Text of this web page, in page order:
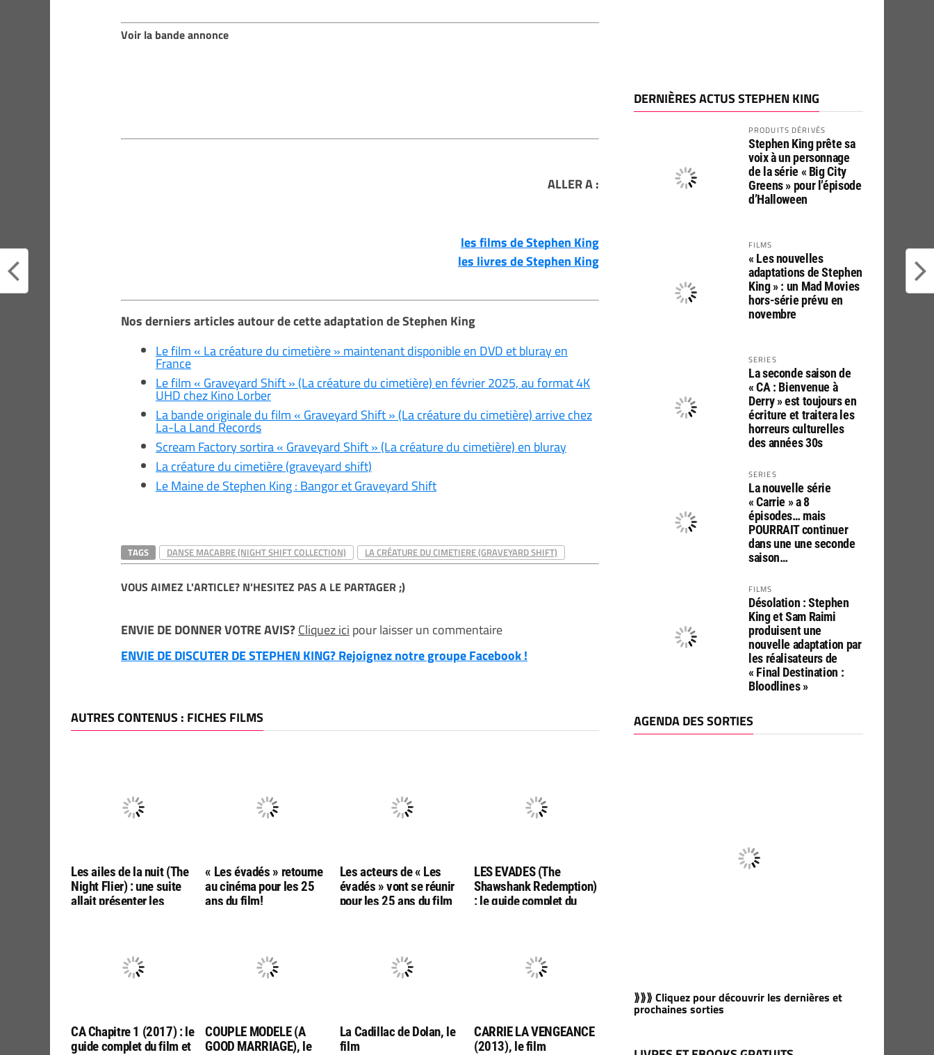
Voir la bande annonce
ALLER A :
les films de Stephen King
les livres de Stephen King
Nos derniers articles autour de cette adaptation de Stephen King
Le film « La créature du cimetière » maintenant disponible en DVD et bluray en
France
Le film « Graveyard Shift » (La créature du cimetière) en février 2025, au format 4K
UHD chez Kino Lorber
La bande originale du film « Graveyard Shift » (La créature du cimetière) arrive chez
La-La Land Records
Scream Factory sortira « Graveyard Shift » (La créature du cimetière) en bluray
La créature du cimetière (graveyard shift)
Le Maine de Stephen King : Bangor et Graveyard Shift
TAGS DANSE MACABRE (NIGHT SHIFT COLLECTION) LA CRÉATURE DU CIMETIERE (GRAVEYARD SHIFT)
VOUS AIMEZ L'ARTICLE? N'HESITEZ PAS A LE PARTAGER ;)
ENVIE DE DONNER VOTRE AVIS?Cliquez ici pour laisser un commentaire
ENVIE DE DISCUTER DE STEPHEN KING? Rejoignez notre groupe Facebook !
AUTRES CONTENUS : FICHES FILMS
Les ailes de la nuit (The
Night Flier) : une suite
allait présenter les
« Les évadés » retourne
au cinéma pour les 25
ans du film!
Les acteurs de « Les
évadés » vont se réunir
pour les 25 ans du film
LES EVADES (The
Shawshank Redemption)
: le guide complet du
CA Chapitre 1 (2017) : le
guide complet du film et
COUPLE MODELE (A
GOOD MARRIAGE), le
La Cadillac de Dolan, le
film
CARRIE LA VENGEANCE
(2013), le film
DERNIÈRES ACTUS STEPHEN KING
PRODUITS DÉRIVÉS
Stephen King prête sa
voix à un personnage
de la série « Big City
Greens » pour l’épisode
d’Halloween
FILMS
« Les nouvelles
adaptations de Stephen
King » : un Mad Movies
hors-série prévu en
novembre
SERIES
La seconde saison de
« CA : Bienvenue à
Derry » est toujours en
écriture et traitera les
horreurs culturelles
des années 30s
SERIES
La nouvelle série
« Carrie » a 8
épisodes… mais
POURRAIT continuer
dans une une seconde
saison…
FILMS
Désolation : Stephen
King et Sam Raimi
produisent une
nouvelle adaptation par
les réalisateurs de
« Final Destination :
Bloodlines »
AGENDA DES SORTIES
⟫⟫⟫ Cliquez pour découvrir les dernières et
prochaines sorties